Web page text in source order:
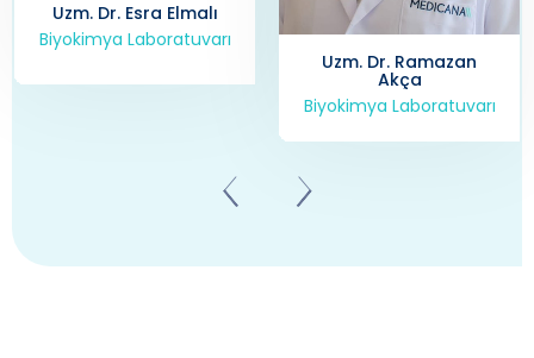
Uzm. Dr. Esra Elmalı
Biyokimya Laboratuvarı
Uzm. Dr. Ramazan
Akça
Biyokimya Laboratuvarı